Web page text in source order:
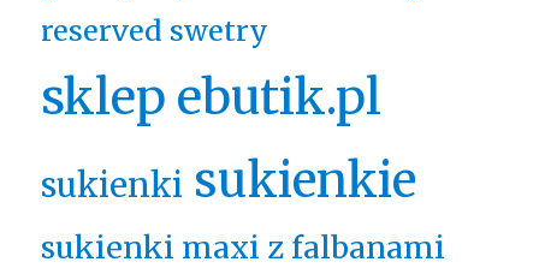
reserved swetry
sklep ebutik.pl
sukienki sukienkie
sukienki maxi z falbanami